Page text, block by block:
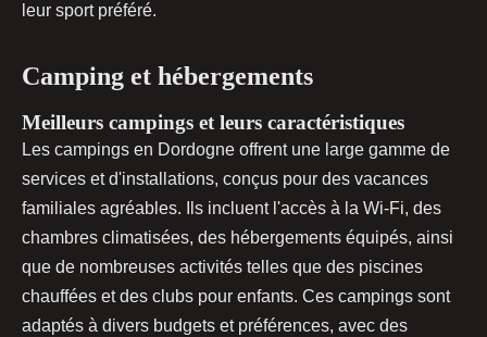
leur sport préféré.
Camping et hébergements
Meilleurs campings et leurs caractéristiques
Les campings en Dordogne offrent une large gamme de
services et d'installations, conçus pour des vacances
familiales agréables. Ils incluent l'accès à la Wi-Fi, des
chambres climatisées, des hébergements équipés, ainsi
que de nombreuses activités telles que des piscines
chauffées et des clubs pour enfants. Ces campings sont
adaptés à divers budgets et préférences, avec des